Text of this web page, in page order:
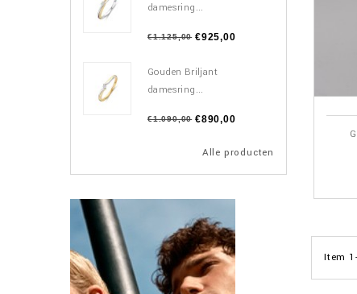
damesring...
€1.125,00 €925,00
Gouden Briljant
damesring...
€1.090,00 €890,00
Alle producten
Item